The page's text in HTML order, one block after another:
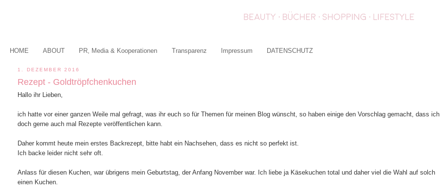
HOME ABOUT PR, Media & Kooperationen Transparenz Impressum DATENSCHUTZ
1. DEZEMBER 2016
Rezept - Goldtröpfchenkuchen
Hallo ihr Lieben,
ich hatte vor einer ganzen Weile mal gefragt, was ihr euch so für Themen für meinen Blog wünscht, so haben einige den Vorschlag gemacht, dass ich
doch gerne auch mal Rezepte veröffentlichen kann.
Daher kommt heute mein erstes Backrezept, bitte habt ein Nachsehen, dass es nicht so perfekt ist.
Ich backe leider nicht sehr oft.
Anlass für diesen Kuchen, war übrigens mein Geburtstag, der Anfang November war. Ich liebe ja Käsekuchen total und daher viel die Wahl auf solch
einen Kuchen.